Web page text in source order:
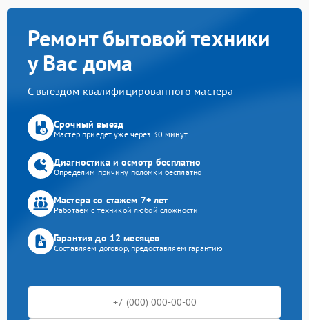
Ремонт бытовой техники
у Вас дома
С выездом квалифицированного мастера
Срочный выезд
Мастер приедет уже через 30 минут
Диагностика и осмотр бесплатно
Определим причину поломки бесплатно
Мастера со стажем 7+ лет
Работаем с техникой любой сложности
Гарантия до 12 месяцев
Составляем договор, предоставляем гарантию